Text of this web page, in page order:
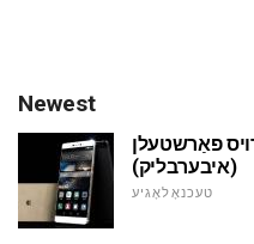
Newest
פאַרשטעלן
(איבערבליק)
טעכנאָלאָגיע